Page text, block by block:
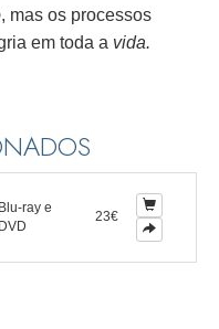
, mas os processos
em toda a vida.
Blu-ray e
DVD
23€